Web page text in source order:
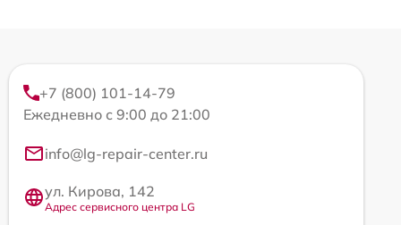
+7 (800) 101-14-79
Ежедневно с 9:00 до 21:00
info@lg-repair-center.ru
ул. Кирова, 142
Адрес сервисного центра LG